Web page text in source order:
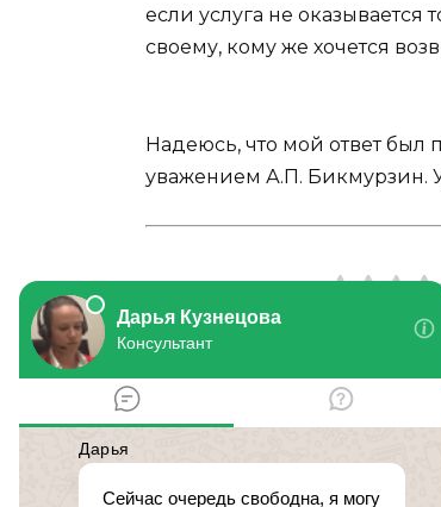
если услуга не
своему, кому же хочется
Надеюсь, что мой ответ был
уважением А.П. Бикмурзин.
Оцените статью